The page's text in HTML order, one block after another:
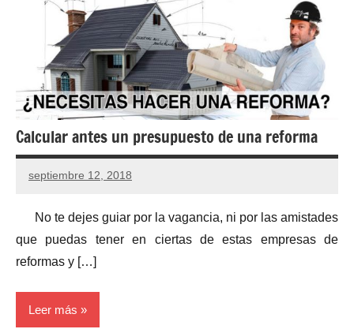
Calcular antes un presupuesto de una reforma
septiembre 12, 2018
No te dejes guiar por la vagancia, ni por las amistades
que puedas tener en ciertas de estas empresas de
reformas y […]
Leer más